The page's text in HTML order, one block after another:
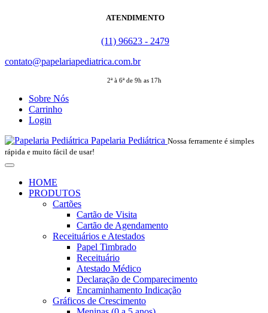
ATENDIMENTO
(11) 96623 - 2479
contato@papelariapediatrica.com.br
2ª à 6ª de 9h as 17h
Sobre Nós
Carrinho
Login
Papelaria Pediátrica Nossa ferramente é simples
rápida e muito fácil de usar!
HOME
PRODUTOS
Cartões
Cartão de Visita
Cartão de Agendamento
Receituários e Atestados
Papel Timbrado
Receituário
Atestado Médico
Declaração de Comparecimento
Encaminhamento Indicação
Gráficos de Crescimento